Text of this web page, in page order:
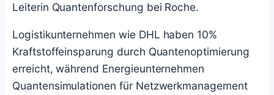
Leiterin Quantenforschung bei Roche.
Logistikunternehmen wie DHL haben 10%
Kraftstoffeinsparung durch Quantenoptimierung
erreicht, während Energieunternehmen
Quantensimulationen für Netzwerkmanagement